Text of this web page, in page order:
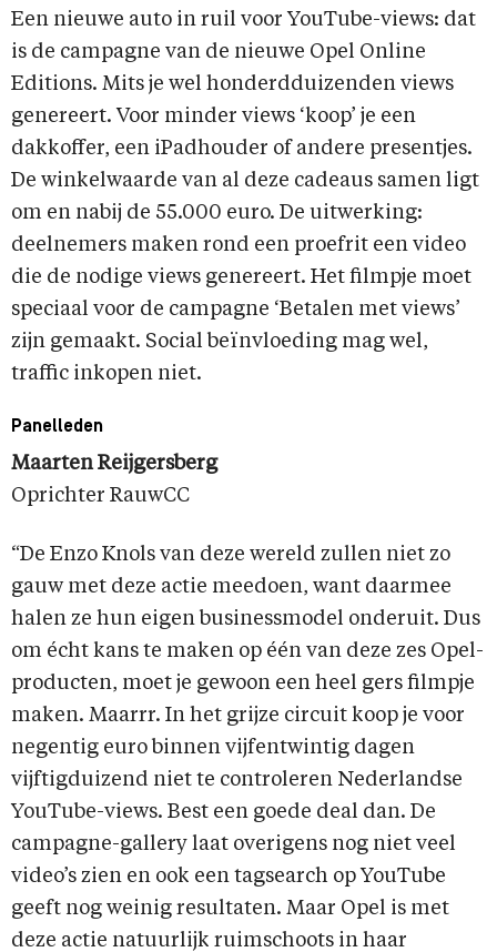
Een nieuwe auto in ruil voor YouTube-views: dat
is de campagne van de nieuwe Opel Online
Editions. Mits je wel honderdduizenden views
genereert. Voor minder views ‘koop’ je een
dakkoffer, een iPadhouder of andere presentjes.
De winkelwaarde van al deze cadeaus samen ligt
om en nabij de 55.000 euro. De uitwerking:
deelnemers maken rond een proefrit een video
die de nodige views genereert. Het filmpje moet
speciaal voor de campagne ‘Betalen met views’
zijn gemaakt. Social beïnvloeding mag wel,
traffic inkopen niet.
Panelleden
Maarten Reijgersberg
Oprichter RauwCC
“De Enzo Knols van deze wereld zullen niet zo
gauw met deze actie meedoen, want daarmee
halen ze hun eigen businessmodel onderuit. Dus
om écht kans te maken op één van deze zes Opel-
producten, moet je gewoon een heel gers filmpje
maken. Maarrr. In het grijze circuit koop je voor
negentig euro binnen vijfentwintig dagen
vijftigduizend niet te controleren Nederlandse
YouTube-views. Best een goede deal dan. De
campagne-gallery laat overigens nog niet veel
video’s zien en ook een tagsearch op YouTube
geeft nog weinig resultaten. Maar Opel is met
deze actie natuurlijk ruimschoots in haar